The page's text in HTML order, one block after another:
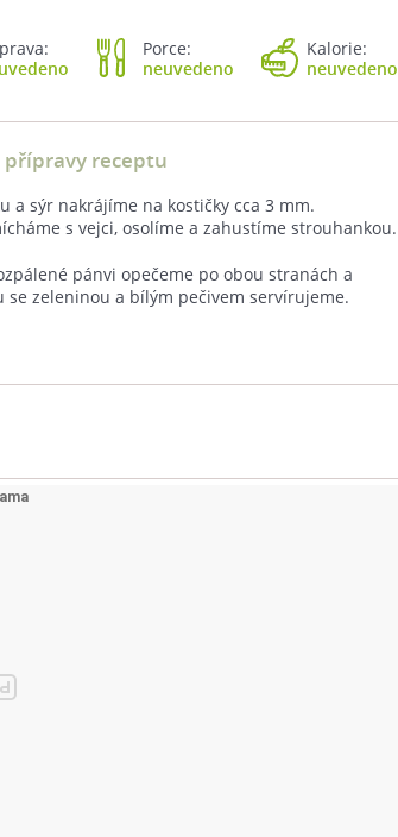
Porce:
neuvedeno
Kalorie:
neuvedeno
přípravy receptu
a sýr nakrájíme na kostičky cca 3 mm.
s vejci, osolíme a zahustíme strouhankou.
pánvi opečeme po obou stranách a
se zeleninou a bílým pečivem servírujeme.